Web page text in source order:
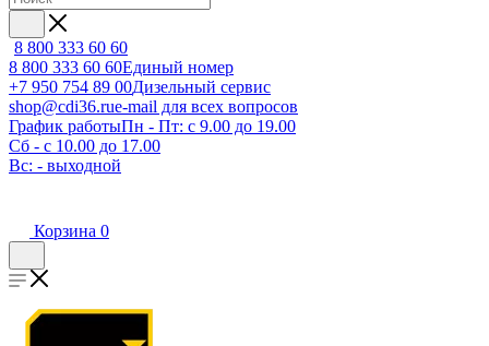
8 800 333 60 60
8 800 333 60 60Единый номер
+7 950 754 89 00Дизельный сервис
shop@cdi36.rue-mail для всех вопросов
График работыПн - Пт: с 9.00 до 19.00
Сб - с 10.00 до 17.00
Вс: - выходной
Корзина 0